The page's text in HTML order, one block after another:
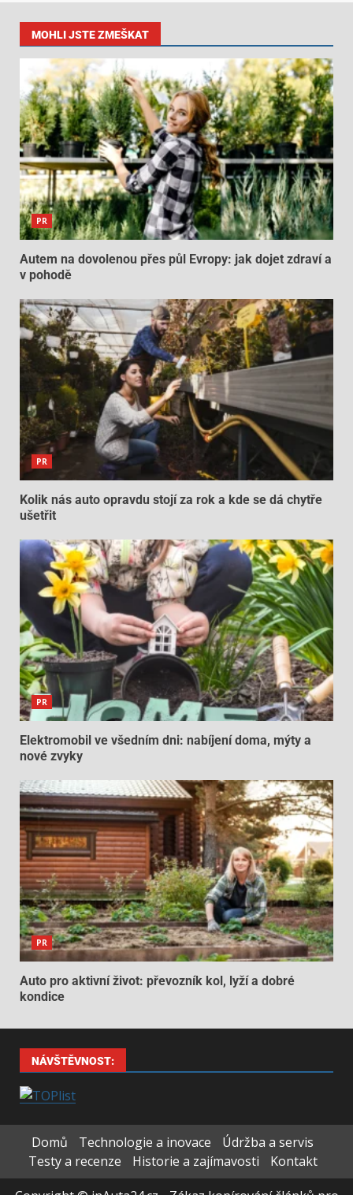
MOHLI JSTE ZMEŠKAT
PR
Autem na dovolenou přes půl Evropy: jak dojet zdraví a
v pohodě
PR
Kolik nás auto opravdu stojí za rok a kde se dá chytře
ušetřit
PR
Elektromobil ve všedním dni: nabíjení doma, mýty a
nové zvyky
PR
Auto pro aktivní život: převozník kol, lyží a dobré
kondice
NÁVŠTĚVNOST:
Domů Technologie a inovace
Údržba a servis
Testy a recenze
Historie a zajímavosti
Kontakt